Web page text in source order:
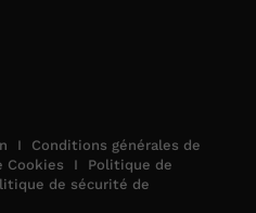
I
Conditions générales de
Cookies I
Politique de
de sécurité de